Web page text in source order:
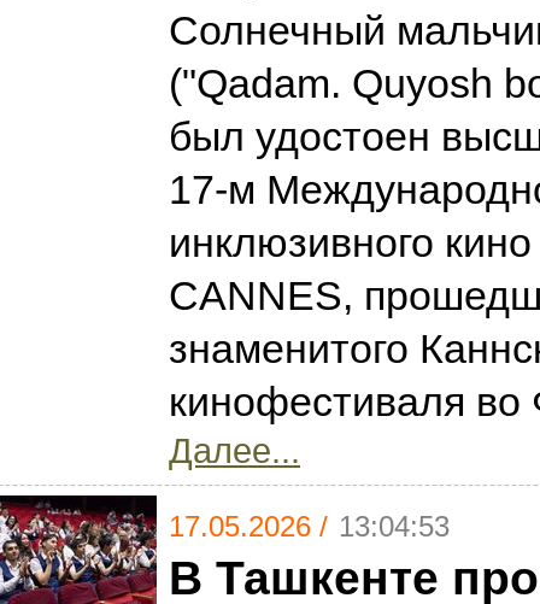
Солнечный
("Qadam. Quyosh
был удостоен
17-м
инклюзивного
CANNES,
знаменитого
кинофестиваля
Далее...
17.05.2026 / 13:04:53
В Ташкенте